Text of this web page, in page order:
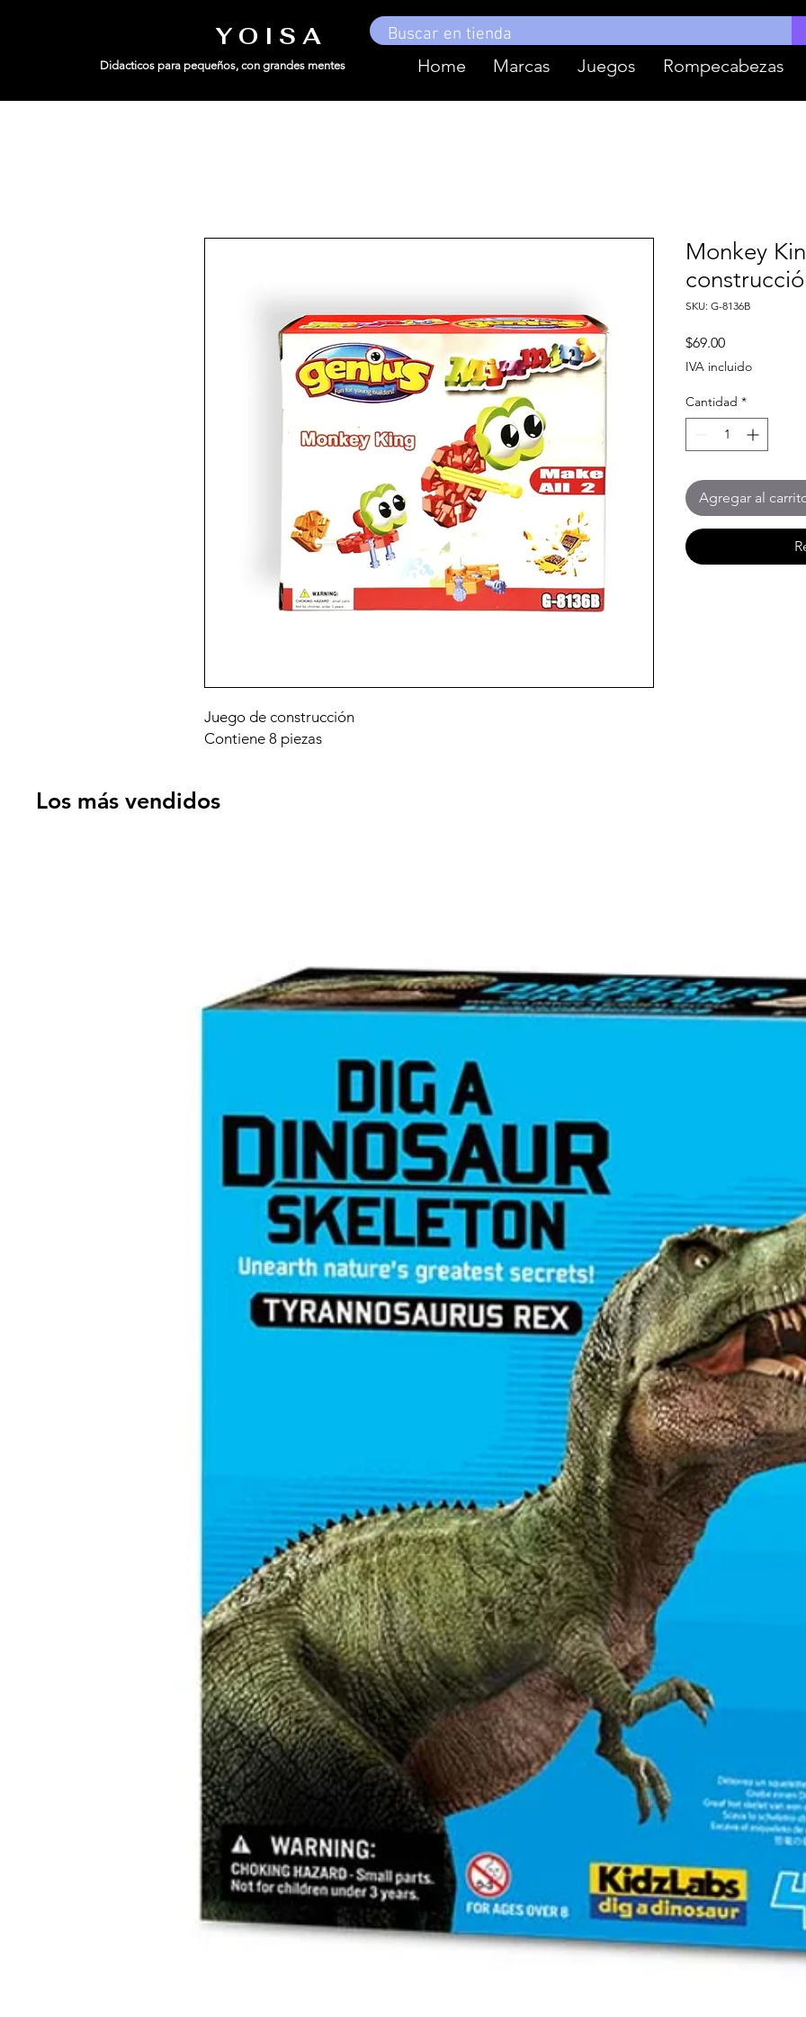
Y O I S A
Didacticos para pequeños, con grandes mentes Home Marcas Juegos Rompecabezas
Juego de construcción
Contiene 8 piezas
Monkey
SKU: G-8136B
$69.00Precio
IVA incluido
Cantidad *
Agregar al
Los más vendidos